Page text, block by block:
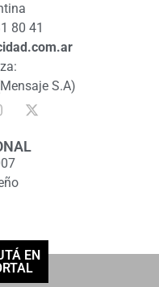
80 41
S.A)
EN